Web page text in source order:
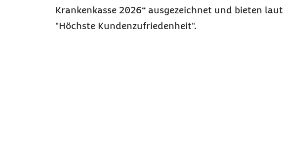
Krankenkasse 2026“ ausgezeichnet und bieten laut
"Höchste Kundenzufriedenheit".